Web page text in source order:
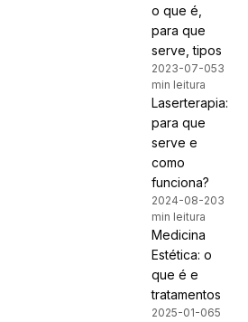
o que é,
para que
serve, tipos
2023-07-053
min leitura
Laserterapia:
para que
serve e
como
funciona?
2024-08-203
min leitura
Medicina
Estética: o
que é e
tratamentos
2025-01-065